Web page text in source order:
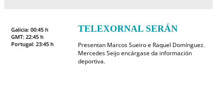
Galicia: 00:45 h
GMT: 22:45 h
Portugal: 23:45 h
TELEXORNAL SERÁN
Presentan Marcos Sueiro e Raquel Domínguez.
Mercedes Seijo encárgase da información
deportiva.